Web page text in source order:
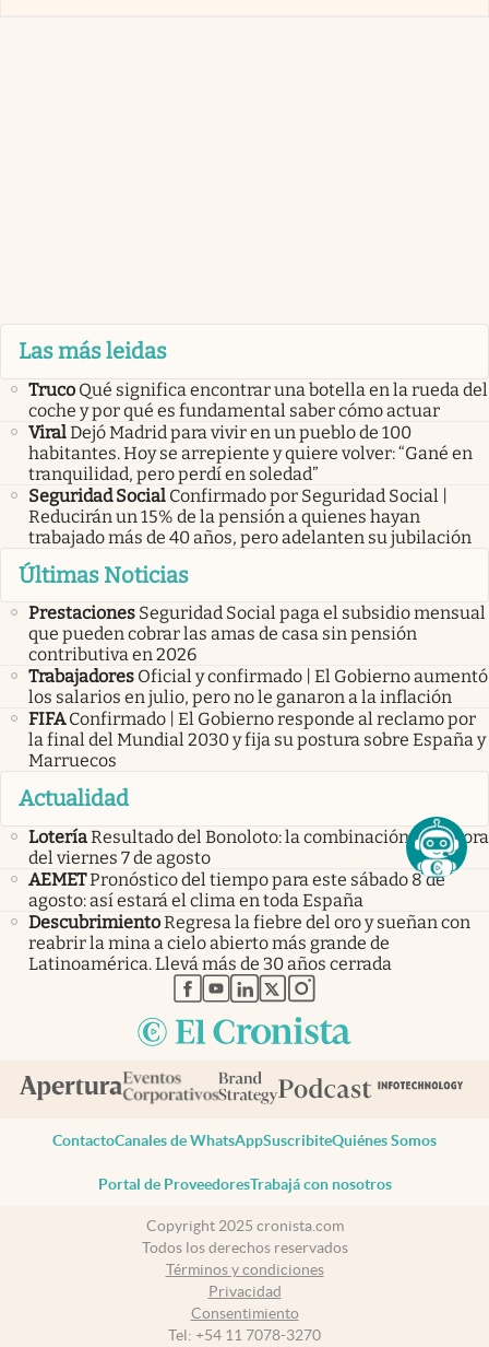
Las más leidas
Truco Qué significa encontrar una botella en la rueda del
coche y por qué es fundamental saber cómo actuar
ViralDejó Madrid para vivir en un pueblo de 100
habitantes. Hoy se arrepiente y quiere volver: “Gané en
tranquilidad, pero perdí en soledad”
Seguridad Social Confirmado por Seguridad Social |
Reducirán un 15% de la pensión a quienes hayan
trabajado más de 40 años, pero adelanten su jubilación
Últimas Noticias
Prestaciones Seguridad Social paga el subsidio mensual
que pueden cobrar las amas de casa sin pensión
contributiva en 2026
Trabajadores Oficial y confirmado | El Gobierno aumentó
los salarios en julio, pero no le ganaron a la inflación
FIFA Confirmado | El Gobierno responde al reclamo por
la final del Mundial 2030 y fija su postura sobre España y
Marruecos
Actualidad
LoteríaResultado del Bonoloto: la combinación ganadora
del viernes 7 de agosto
AEMETPronóstico del tiempo para este sábado 8 de
agosto: así estará el clima en toda España
DescubrimientoRegresa la fiebre del oro y sueñan con
reabrir la mina a cielo abierto más grande de
Latinoamérica. Llevá más de 30 años cerrada
abre en nueva pestaña
abre en nueva pestaña
abre en nueva pestaña
abre en nueva pestaña
abre en nueva pestaña
ContactoCanales de WhatsAppSuscribiteQuiénes Somos
Portal de ProveedoresTrabajá con nosotros
Copyright 2025 cronista.com
Todos los derechos reservados
Términos y condiciones
Privacidad
Consentimiento
Tel: +54 11 7078-3270